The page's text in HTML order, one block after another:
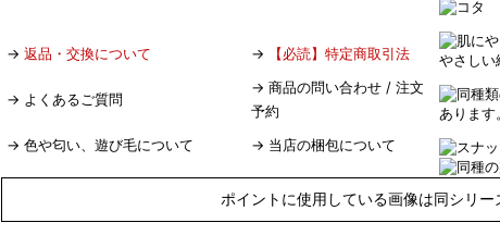
→ 返品・交換について → 【必読】特定商取引法
→ よくあるご質問
→ 商品の問い合わせ / 注文
予約
→ 色や匂い、遊び毛について → 当店の梱包について
やさしい
あります。
ポイントに使用している画像は同シリ